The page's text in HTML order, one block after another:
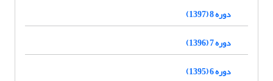
دوره 8 (1397)
دوره 7 (1396)
دوره 6 (1395)